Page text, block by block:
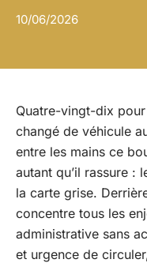
10/06/2026
Quatre-vingt-dix
changé de véhicule
entre les mains ce
autant qu’il rassure :
la carte grise.
concentre tous les
administrative sans
et urgence de